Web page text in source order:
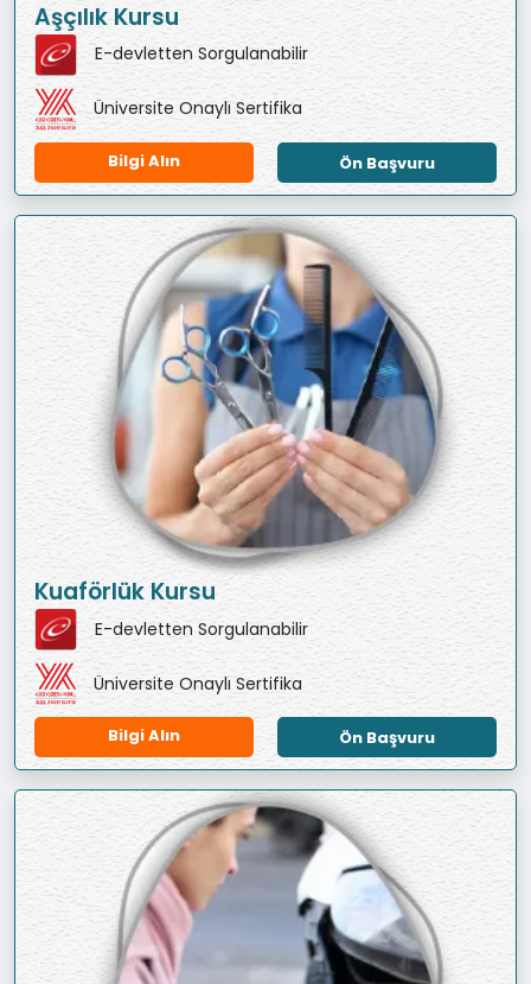
Aşçılık Kursu
E-devletten Sorgulanabilir
Üniversite Onaylı Sertifika
Bilgi Alın Ön Başvuru
Kuaförlük Kursu
E-devletten Sorgulanabilir
Üniversite Onaylı Sertifika
Bilgi Alın Ön Başvuru